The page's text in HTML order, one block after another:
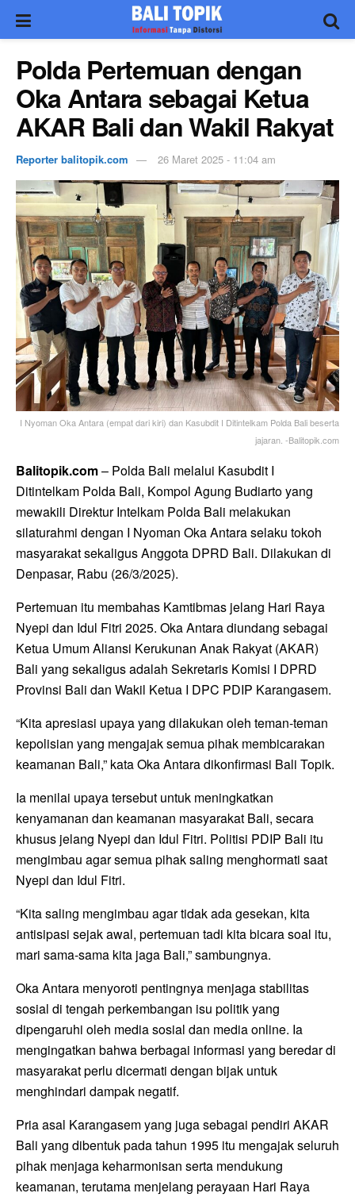
Polda Pertemuan dengan
Oka Antara sebagai Ketua
AKAR Bali dan Wakil Rakyat
Reporter balitopik.com 26 Maret 2025 - 11:04 am
I Nyoman Oka Antara (empat dari kiri) dan Kasubdit I Ditintelkam Polda Bali beserta
jajaran. -Balitopik.com
Balitopik.com– Polda Bali melalui Kasubdit I
Ditintelkam Polda Bali, Kompol Agung Budiarto yang
mewakili Direktur Intelkam Polda Bali melakukan
silaturahmi dengan I Nyoman Oka Antara selaku tokoh
masyarakat sekaligus Anggota DPRD Bali. Dilakukan di
Denpasar, Rabu (26/3/2025).
Pertemuan itu membahas Kamtibmas jelang Hari Raya
Nyepi dan Idul Fitri 2025. Oka Antara diundang sebagai
Ketua Umum Aliansi Kerukunan Anak Rakyat (AKAR)
Bali yang sekaligus adalah Sekretaris Komisi I DPRD
Provinsi Bali dan Wakil Ketua I DPC PDIP Karangasem.
“Kita apresiasi upaya yang dilakukan oleh teman-teman
kepolisian yang mengajak semua pihak membicarakan
keamanan Bali,” kata Oka Antara dikonfirmasi Bali Topik.
Ia menilai upaya tersebut untuk meningkatkan
kenyamanan dan keamanan masyarakat Bali, secara
khusus jelang Nyepi dan Idul Fitri. Politisi PDIP Bali itu
mengimbau agar semua pihak saling menghormati saat
Nyepi dan Idul Fitri.
“Kita saling mengimbau agar tidak ada gesekan, kita
antisipasi sejak awal, pertemuan tadi kita bicara soal itu,
mari sama-sama kita jaga Bali,” sambungnya.
Oka Antara menyoroti pentingnya menjaga stabilitas
sosial di tengah perkembangan isu politik yang
dipengaruhi oleh media sosial dan media online. Ia
mengingatkan bahwa berbagai informasi yang beredar di
masyarakat perlu dicermati dengan bijak untuk
menghindari dampak negatif.
Pria asal Karangasem yang juga sebagai pendiri AKAR
Bali yang dibentuk pada tahun 1995 itu mengajak seluruh
pihak menjaga keharmonisan serta mendukung
keamanan, terutama menjelang perayaan Hari Raya